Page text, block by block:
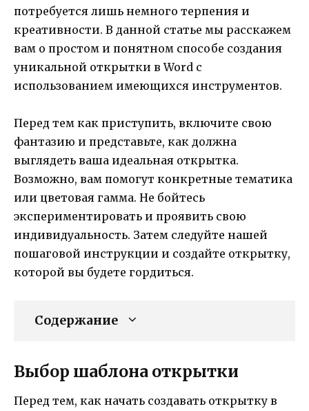
потребуется лишь немного терпения и
креативности. В данной статье мы расскажем
вам о простом и понятном способе создания
уникальной открытки в Word с
использованием имеющихся инструментов.
Перед тем как приступить, включите свою
фантазию и представьте, как должна
выглядеть ваша идеальная открытка.
Возможно, вам помогут конкретные тематика
или цветовая гамма. Не бойтесь
экспериментировать и проявить свою
индивидуальность. Затем следуйте нашей
пошаговой инструкции и создайте открытку,
которой вы будете гордиться.
Содержание
Выбор шаблона открытки
Перед тем, как начать создавать открытку в